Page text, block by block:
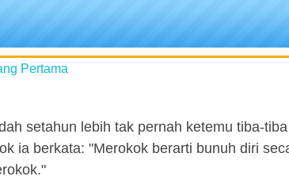
Pertama
setahun lebih tak pernah ketemu tiba-
ia berkata: "Merokok berarti bunuh diri